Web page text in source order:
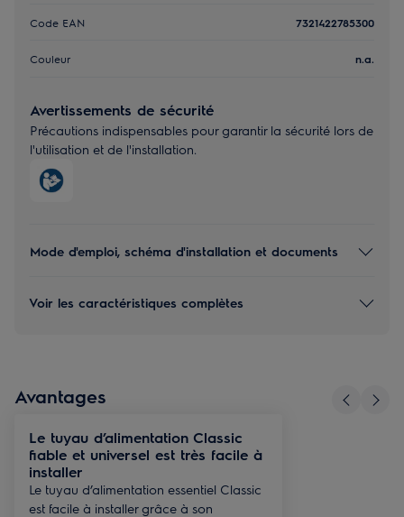
Code EAN 7321422785300
Couleur n.a.
Avertissements de sécurité
Précautions indispensables pour garantir la sécurité lors de
l'utilisation et de l'installation.
Mode d'emploi, schéma d'installation et documents
Voir les caractéristiques complètes
Avantages
Le tuyau d’alimentation Classic
fiable et universel est très facile à
installer
Le tuyau d’alimentation essentiel Classic
est facile à installer grâce à son